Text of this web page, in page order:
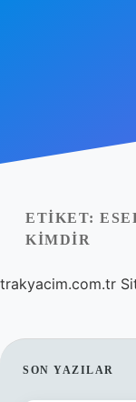
Yasal Uyarı
ETIKET:
KIMDIR
trakyacim.com.tr
SON YAZILAR